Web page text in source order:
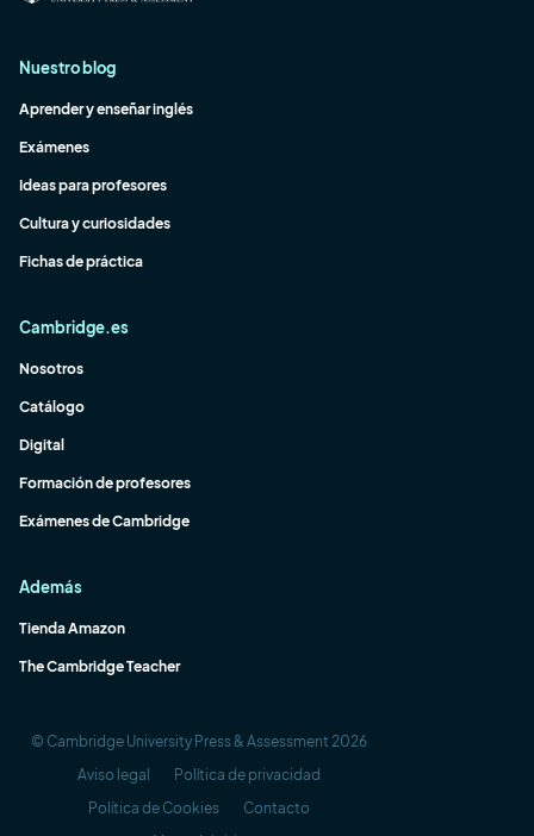
Nuestro blog
Aprender y enseñar inglés
Exámenes
Ideas para profesores
Cultura y curiosidades
Fichas de práctica
Cambridge.es
Nosotros
Catálogo
Digital
Formación de profesores
Exámenes de Cambridge
Además
Tienda Amazon
The Cambridge Teacher
© Cambridge University Press & Assessment 2026
Aviso legal
Política de privacidad
Política de Cookies
Contacto